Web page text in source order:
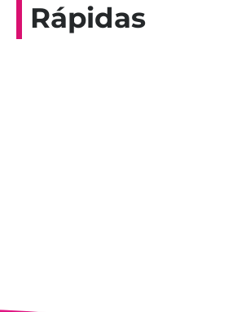
Rápidas